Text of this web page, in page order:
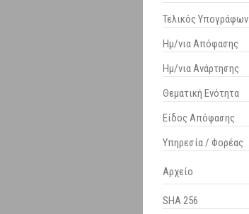
Τελικός Υπογράφων
Ημ/νια Απόφασης
Ημ/νια Ανάρτησης
Θεματική Ενότητα
Είδος Απόφασης
Υπηρεσία / Φορέας
Αρχείο
SHA 256